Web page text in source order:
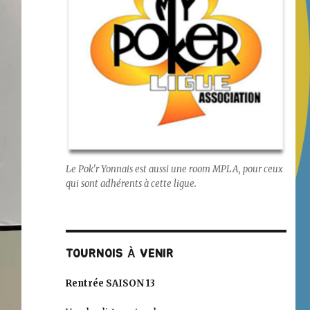
Le Pok’r Yonnais est aussi une room MPLA, pour ceux
qui sont adhérents à cette ligue.
TOURNOIS À VENIR
Rentrée SAISON 13